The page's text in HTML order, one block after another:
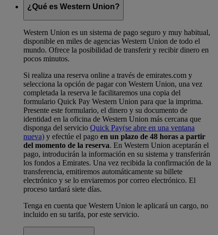
¿Qué es Western Union?
Western Union es un sistema de pago seguro y muy habitual,
disponible en miles de agencias Western Union de todo el
mundo. Ofrece la posibilidad de transferir y recibir dinero en
pocos minutos.
Si realiza una reserva online a través de emirates.com y
selecciona la opción de pagar con Western Union, una vez
completada la reserva le facilitaremos una copia del
formulario Quick Pay Western Union para que la imprima.
Presente este formulario, el dinero y su documento de
identidad en la oficina de Western Union más cercana que
disponga del servicio Quick Pay(se abre en una ventana
nueva) y efectúe el pago en un plazo de 48 horas a partir
del momento de la reserva. En Western Union aceptarán el
pago, introducirán la información en su sistema y transferirán
los fondos a Emirates. Una vez recibida la confirmación de la
transferencia, emitiremos automáticamente su billete
electrónico y se lo enviaremos por correo electrónico. El
proceso tardará siete días.
Tenga en cuenta que Western Union le aplicará un cargo, no
incluido en su tarifa, por este servicio.